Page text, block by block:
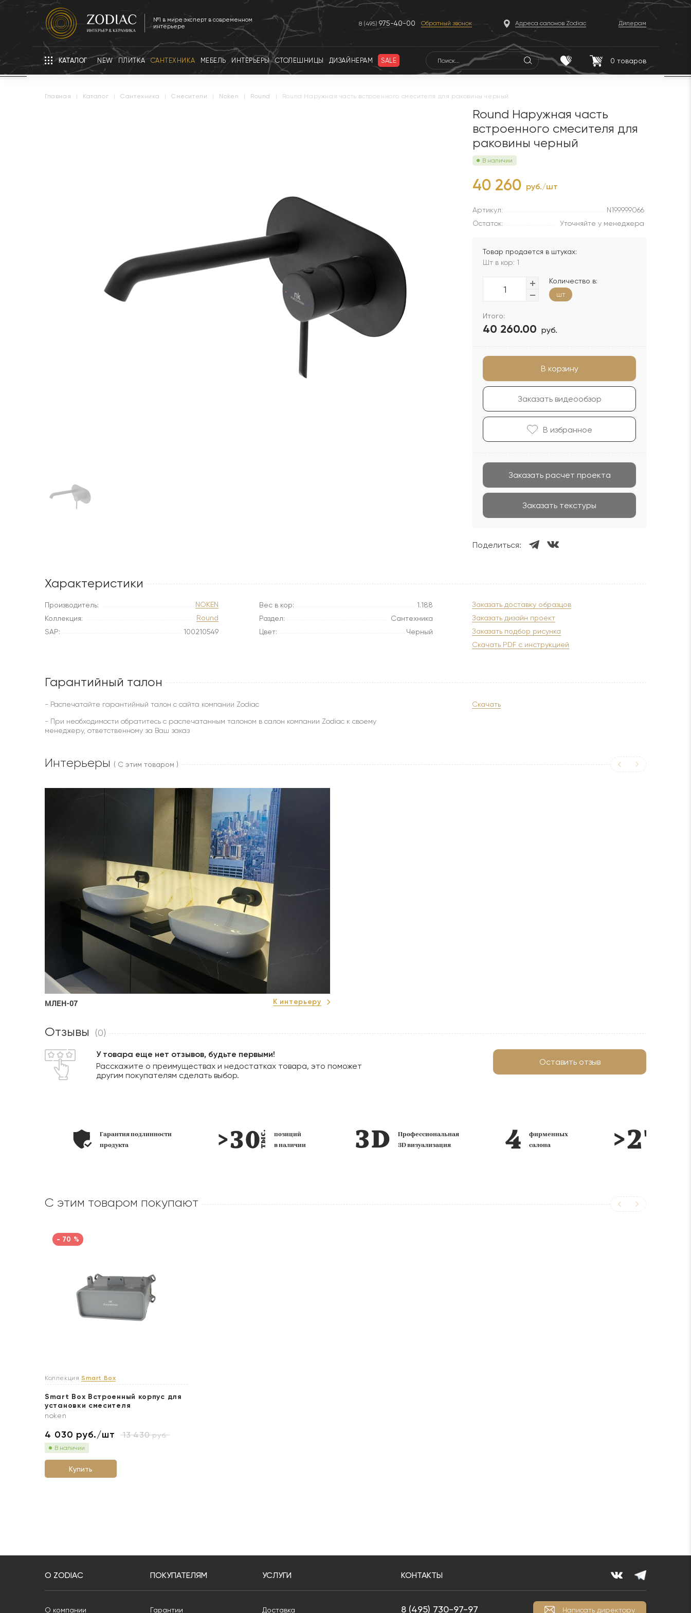
№1 в мире эксперт в современном
интерьере
8 (495) 975-40-00 Обратный звонок Адреса салонов Zodiac Дилерам
КАТАЛОГ NEW ПЛИТКА САНТЕХНИКА МЕБЕЛЬ ИНТЕРЬЕРЫ СТОЛЕШНИЦЫ ДИЗАЙНЕРАМ SALE 0 товаров
главная | каталог | сантехника | смесители | noken | round | Round Наружная часть встроенного смесителя для раковины черный
Round Наружная часть
встроенного смесителя для
раковины черный
В наличии
40 260 руб./шт
Артикул:
N199999066
Остаток:
Уточняйте у менеджера
Товар продается в штуках:
Шт в кор: 1
Количество в:
шт
Итого:
40 260.00 руб.
В корзину
Заказать видеообзор
В избранноe
Заказать расчет проекта
Заказать текстуры
Поделиться:
Характеристики
Производитель:
NOKEN
Коллекция:
Round
SAP:
100210549
Вес в кор:
1.188
Раздел:
Сантехника
Цвет:
Черный
Заказать доставку образцов
Заказать дизайн проект
Заказать подбор рисунка
Скачать PDF с инструкцией
Гарантийный талон
- Распечатайте гарантийный талон с сайта компании Zodiac
- При необходимости обратитесь с распечатанным талоном в салон компании Zodiac к своему
менеджеру, ответственному за Ваш заказ
Скачать
Интерьеры ( С этим товаром )
МЛЕН-07 К интерьеру
Отзывы (0)
У товара еще нет отзывов, будьте первыми!
Расскажите о преимуществах и недостатках товара, это поможет
другим покупателям сделать выбор.
Оставить отзыв
позиций
Профессиональная
3D визуализация
фирменных
салона
лет на
рынке
Реализация интерьера
Ключ в каждом салоне
С этим товаром покупают
- 70 %
Коллекция Smart Box
Smart Box Встроенный корпус для
установки смесителя
noken
4 030 руб./шт 13 430руб.
В наличии
Купить
О ZODIAC ПОКУПАТЕЛЯМ УСЛУГИ КОНТАКТЫ
О компании Гарантии Доставка 8 (495) 730-97-97 Написать директору